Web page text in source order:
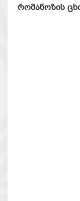
რომანოზის